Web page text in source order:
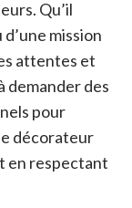
Qu’il
mission
attentes et
demander des
pour
décorateur
en respectant